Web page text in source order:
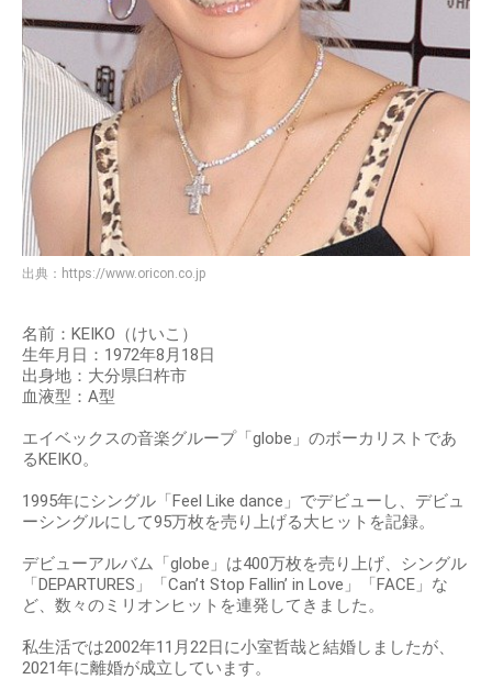
出典： https://www.oricon.co.jp
名前：KEIKO（けいこ）
生年月日：1972年8月18日
出身地：大分県臼杵市
血液型：A型
エイベックスの音楽グループ「globe」のボーカリストであ
るKEIKO。
1995年にシングル「Feel Like dance」でデビューし、デビュ
ーシングルにして95万枚を売り上げる大ヒットを記録。
デビューアルバム「globe」は400万枚を売り上げ、シングル
「DEPARTURES」「Can’t Stop Fallin’ in Love」「FACE」な
ど、数々のミリオンヒットを連発してきました。
私生活では2002年11月22日に小室哲哉と結婚しましたが、
2021年に離婚が成立しています。